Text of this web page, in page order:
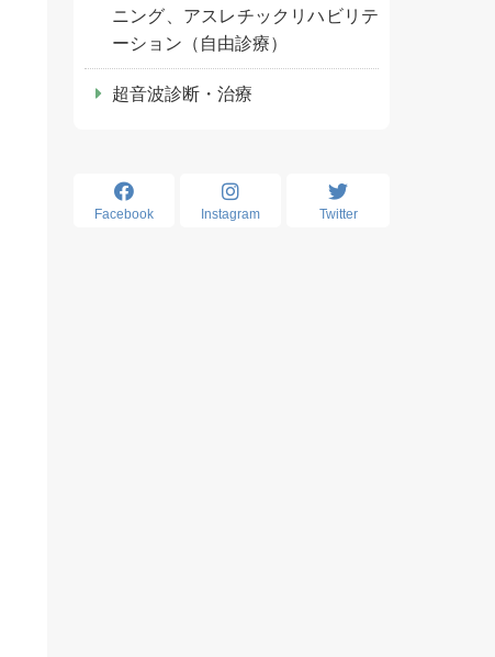
ニング、アスレチックリハビリテ
ーション（自由診療）
超音波診断・治療
Facebook Instagram Twitter